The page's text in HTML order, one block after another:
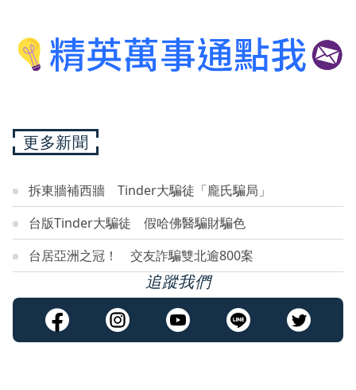
更多新聞
拆東牆補西牆 Tinder大騙徒「龐氏騙局」
台版Tinder大騙徒 假哈佛醫騙財騙色
台居亞洲之冠！ 交友詐騙雙北逾800案
追蹤我們